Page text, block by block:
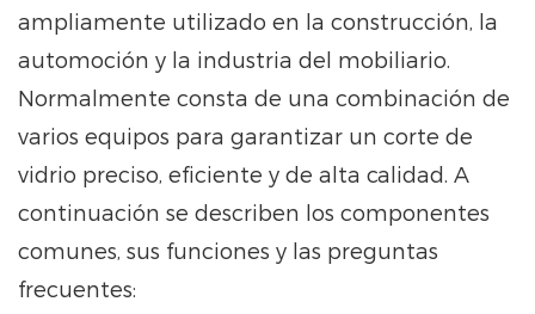
ampliamente utilizado en la construcción, la
automoción y la industria del mobiliario.
Normalmente consta de una combinación de
varios equipos para garantizar un corte de
vidrio preciso, eficiente y de alta calidad. A
continuación se describen los componentes
comunes, sus funciones y las preguntas
frecuentes: